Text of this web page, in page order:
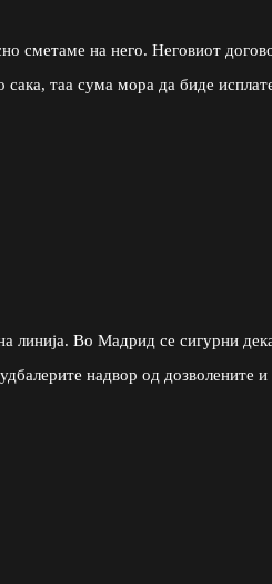
сметаме на него. Неговиот
сака, таа сума мора да биде
линија. Во Мадрид се сигурни
надвор од дозволените и